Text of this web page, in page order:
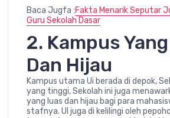
Baca Jugfa :Fakta Menarik Seputar
Guru Sekolah Dasar
2. Kampus
Dan Hijau
Kampus utama Ui berada di depok,
yang tinggi, Sekolah ini juga
yang luas dan hijau bagi para
stafnya. UI juga di kelilingi oleh